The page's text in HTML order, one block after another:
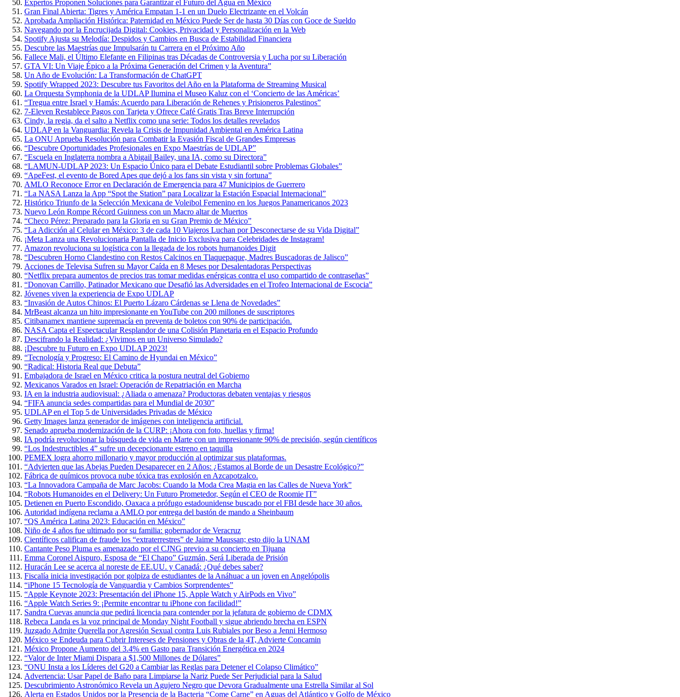
Expertos Proponen Soluciones para Garantizar el Futuro del Agua en México
Gran Final Abierta: Tigres y América Empatan 1-1 en un Duelo Electrizante en el Volcán
Aprobada Ampliación Histórica: Paternidad en México Puede Ser de hasta 30 Días con Goce de Sueldo
Navegando por la Encrucijada Digital: Cookies, Privacidad y Personalización en la Web
Spotify Ajusta su Melodía: Despidos y Cambios en Busca de Estabilidad Financiera
Descubre las Maestrías que Impulsarán tu Carrera en el Próximo Año
Fallece Mali, el Último Elefante en Filipinas tras Décadas de Controversia y Lucha por su Liberación
GTA VI: Un Viaje Épico a la Próxima Generación del Crimen y la Aventura”
Un Año de Evolución: La Transformación de ChatGPT
Spotify Wrapped 2023: Descubre tus Favoritos del Año en la Plataforma de Streaming Musical
La Orquesta Symphonia de la UDLAP Ilumina el Museo Kaluz con el ‘Concierto de las Américas’
“Tregua entre Israel y Hamás: Acuerdo para Liberación de Rehenes y Prisioneros Palestinos”
7-Eleven Restablece Pagos con Tarjeta y Ofrece Café Gratis Tras Breve Interrupción
Cindy, la regia, da el salto a Netflix como una serie: Todos los detalles revelados
UDLAP en la Vanguardia: Revela la Crisis de Impunidad Ambiental en América Latina
La ONU Aprueba Resolución para Combatir la Evasión Fiscal de Grandes Empresas
“Descubre Oportunidades Profesionales en Expo Maestrías de UDLAP”
“Escuela en Inglaterra nombra a Abigail Bailey, una IA, como su Directora”
“LAMUN-UDLAP 2023: Un Espacio Único para el Debate Estudiantil sobre Problemas Globales”
“ApeFest, el evento de Bored Apes que dejó a los fans sin vista y sin fortuna”
AMLO Reconoce Error en Declaración de Emergencia para 47 Municipios de Guerrero
“La NASA Lanza la App “Spot the Station” para Localizar la Estación Espacial Internacional”
Histórico Triunfo de la Selección Mexicana de Voleibol Femenino en los Juegos Panamericanos 2023
Nuevo León Rompe Récord Guinness con un Macro altar de Muertos
“Checo Pérez: Preparado para la Gloria en su Gran Premio de México”
“La Adicción al Celular en México: 3 de cada 10 Viajeros Luchan por Desconectarse de su Vida Digital”
¡Meta Lanza una Revolucionaria Pantalla de Inicio Exclusiva para Celebridades de Instagram!
Amazon revoluciona su logística con la llegada de los robots humanoides Digit
“Descubren Horno Clandestino con Restos Calcinos en Tlaquepaque, Madres Buscadoras de Jalisco”
Acciones de Televisa Sufren su Mayor Caída en 8 Meses por Desalentadoras Perspectivas
“Netflix prepara aumentos de precios tras tomar medidas enérgicas contra el uso compartido de contraseñas”
“Donovan Carrillo, Patinador Mexicano que Desafió las Adversidades en el Trofeo Internacional de Escocia”
Jóvenes viven la experiencia de Expo UDLAP
“Invasión de Autos Chinos: El Puerto Lázaro Cárdenas se Llena de Novedades”
MrBeast alcanza un hito impresionante en YouTube con 200 millones de suscriptores
Citibanamex mantiene supremacía en preventa de boletos con 90% de participación.
NASA Capta el Espectacular Resplandor de una Colisión Planetaria en el Espacio Profundo
Descifrando la Realidad: ¿Vivimos en un Universo Simulado?
¡Descubre tu Futuro en Expo UDLAP 2023!
“Tecnología y Progreso: El Camino de Hyundai en México”
“Radical: Historia Real que Debuta”
Embajadora de Israel en México critica la postura neutral del Gobierno
Mexicanos Varados en Israel: Operación de Repatriación en Marcha
IA en la industria audiovisual: ¿Aliada o amenaza? Productoras debaten ventajas y riesgos
“FIFA anuncia sedes compartidas para el Mundial de 2030”
UDLAP en el Top 5 de Universidades Privadas de México
Getty Images lanza generador de imágenes con inteligencia artificial.
Senado aprueba modernización de la CURP: ¡Ahora con foto, huellas y firma!
IA podría revolucionar la búsqueda de vida en Marte con un impresionante 90% de precisión, según científicos
“Los Indestructibles 4” sufre un decepcionante estreno en taquilla
PEMEX logra ahorro millonario y mayor producción al optimizar sus plataformas.
“Advierten que las Abejas Pueden Desaparecer en 2 Años: ¿Estamos al Borde de un Desastre Ecológico?”
Fábrica de químicos provoca nube tóxica tras explosión en Azcapotzalco.
“La Innovadora Campaña de Marc Jacobs: Cuando la Moda Crea Magia en las Calles de Nueva York”
“Robots Humanoides en el Delivery: Un Futuro Prometedor, Según el CEO de Roomie IT”
Detienen en Puerto Escondido, Oaxaca a prófugo estadounidense buscado por el FBI desde hace 30 años.
Autoridad indígena reclama a AMLO por entrega del bastón de mando a Sheinbaum
“QS América Latina 2023: Educación en México”
Niño de 4 años fue ultimado por su familia: gobernador de Veracruz
Científicos califican de fraude los “extraterrestres” de Jaime Maussan; esto dijo la UNAM
Cantante Peso Pluma es amenazado por el CJNG previo a su concierto en Tijuana
Emma Coronel Aispuro, Esposa de “El Chapo” Guzmán, Será Liberada de Prisión
Huracán Lee se acerca al noreste de EE.UU. y Canadá: ¿Qué debes saber?
Fiscalía inicia investigación por golpiza de estudiantes de la Anáhuac a un joven en Angelópolis
“iPhone 15 Tecnología de Vanguardia y Cambios Sorprendentes”
“Apple Keynote 2023: Presentación del iPhone 15, Apple Watch y AirPods en Vivo”
“Apple Watch Series 9: ¡Permite encontrar tu iPhone con facilidad!”
Sandra Cuevas anuncia que pedirá licencia para contender por la jefatura de gobierno de CDMX
Rebeca Landa es la voz principal de Monday Night Football y sigue abriendo brecha en ESPN
Juzgado Admite Querella por Agresión Sexual contra Luis Rubiales por Beso a Jenni Hermoso
México se Endeuda para Cubrir Intereses de Pensiones y Obras de la 4T, Advierte Concamin
México Propone Aumento del 3.4% en Gasto para Transición Energética en 2024
“Valor de Inter Miami Dispara a $1,500 Millones de Dólares”
“ONU Insta a los Líderes del G20 a Cambiar las Reglas para Detener el Colapso Climático”
Advertencia: Usar Papel de Baño para Limpiarse la Nariz Puede Ser Perjudicial para la Salud
Descubrimiento Astronómico Revela un Agujero Negro que Devora Gradualmente una Estrella Similar al Sol
Alerta en Estados Unidos por la Presencia de la Bacteria “Come Carne” en Aguas del Atlántico y Golfo de México